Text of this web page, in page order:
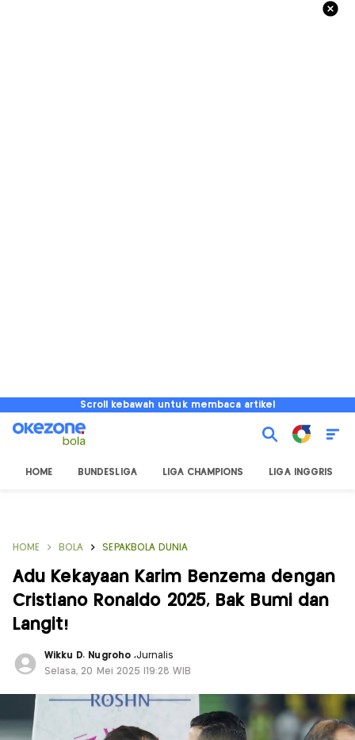
Scroll kebawah untuk membaca artikel
HOME BUNDESLIGA LIGA CHAMPIONS LIGA INGGRIS
HOME BOLA SEPAKBOLA DUNIA
Adu Kekayaan Karim Benzema dengan
Cristiano Ronaldo 2025, Bak Bumi dan
Langit!
Wikku D. Nugroho ,Jurnalis
Selasa, 20 Mei 2025 |19:28 WIB